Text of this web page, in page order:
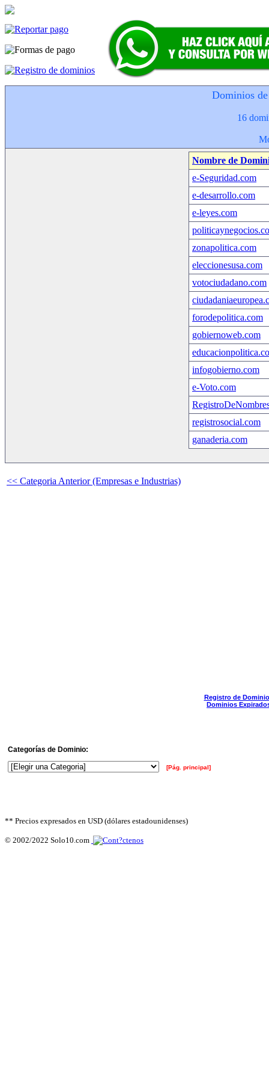
Dominios
16
Nombre de
e-Seguridad.com
e-desarrollo.com
e-leyes.com
zonapolitica.com
eleccionesusa.com
votociudadano.com
forodepolitica.com
gobiernoweb.com
infogobierno.com
e-Voto.com
registrosocial.com
ganaderia.com
<< Categoria Anterior (Empresas e Industrias)
Registro de
Dominios
Categorías de Dominio:
[Pág. principal]
** Precios expresados en USD (dólares estadounidenses)
© 2002/2022 Solo10.com